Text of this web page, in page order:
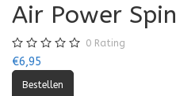
Air Power Spin
0 Rating
€6,95